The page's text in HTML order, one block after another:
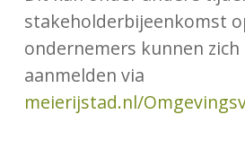
stakeholderbijeenkomst
ondernemers kunnen
aanmelden via
meierijstad.nl/